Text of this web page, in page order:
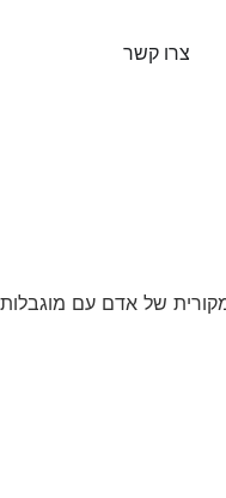
צרו קשר